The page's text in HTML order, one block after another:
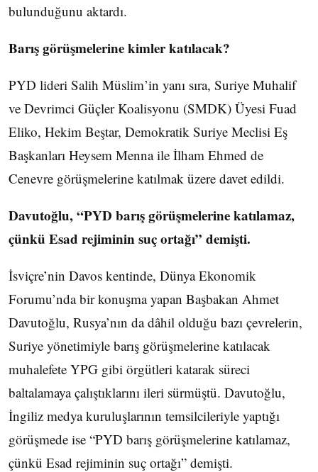
bulunduğunu aktardı.
Barış görüşmelerine kimler katılacak?
PYD lideri Salih Müslim’in yanı sıra, Suriye Muhalif
ve Devrimci Güçler Koalisyonu (SMDK) Üyesi Fuad
Eliko, Hekim Beştar, Demokratik Suriye Meclisi Eş
Başkanları Heysem Menna ile İlham Ehmed de
Cenevre görüşmelerine katılmak üzere davet edildi.
Davutoğlu, “PYD barış görüşmelerine katılamaz,
çünkü Esad rejiminin suç ortağı” demişti.
İsviçre’nin Davos kentinde, Dünya Ekonomik
Forumu’nda bir konuşma yapan Başbakan Ahmet
Davutoğlu, Rusya’nın da dâhil olduğu bazı çevrelerin,
Suriye yönetimiyle barış görüşmelerine katılacak
muhalefete YPG gibi örgütleri katarak süreci
baltalamaya çalıştıklarını ileri sürmüştü. Davutoğlu,
İngiliz medya kuruluşlarının temsilcileriyle yaptığı
görüşmede ise “PYD barış görüşmelerine katılamaz,
çünkü Esad rejiminin suç ortağı” demişti.